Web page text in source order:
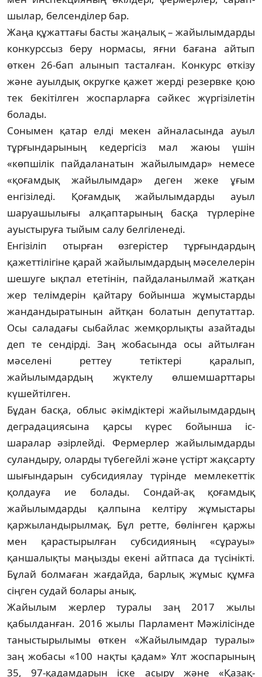
шы­лар, белсенділер бар.
Жаңа құжаттағы басты жаңалық – жайы­лымдарды
конкурссыз беру нор­ма­сы, яғни бағана айтып
өткен 26-бап алы­нып тасталған. Конкурс өткізу
және ауыл­дық округке қажет жерді резервке қою
тек бекітілген жоспарларға сәйкес жүр­­­­гізілетін
болады.
Сонымен қатар елді мекен ай­на­ласында ауыл
тұрғындарының ке­дергісіз мал жаюы үшін
«көпшілік пай­даланатын жайылымдар» немесе
«қо­ғамдық жайылымдар» деген жеке ұғым
енгізіледі. Қоғамдық жайылым­дар­ды ауыл
шаруашылығы алқаптарының басқа түрлеріне
ауыстыруға тыйым салу белгіленеді.
Енгізіліп отырған өзгерістер тұр­ғын­дар­дың
қажеттілігіне қарай жайы­лым­дар­дың мәселелерін
шешуге ықпал ете­ті­нін, пайдаланылмай жатқан
жер те­лім­дерін қайтару бойынша жұмыстарды
жан­дандыратынын айтқан болатын де­путаттар.
Осы саладағы сыбайлас жем­қор­лықты азайтады
деп те сендірді. Заң жобасында осы айтылған
мәселені рет­теу тетіктері қаралып,
жайылымдардың жүктелу өлшемшарттары
күшейтілген.
Бұдан басқа, облыс әкімдіктері жайы­­­лымдардың
деградациясына қарсы күрес бойынша іс-
шаралар әзірлейді. Фер­мер­лер жайылымдарды
суландыру, оларды тү­бегейлі және үстірт жақсарту
шығын­дарын субсидиялау түрінде мемлекеттік
қолдауға ие болады. Сондай-ақ қоғамдық
жайылымдарды қалпына келтіру жұмыс­тары
қаржыландырылмақ. Бұл ретте, бө­лінген қаржы
мен қарастырылған суб­сидияның «сұрауы»
қаншалықты маңыз­ды екені айтпаса да түсінікті.
Бұ­лай болмаған жағдайда, барлық жұмыс құмға
сіңген судай болары анық.
Жайылым жерлер туралы заң 2017 жы­лы
қабылданған. 2016 жылы Пар­ла­мент Мәжілісінде
таныстырылымы өт­кен «Жайылымдар туралы»
заң жобасы «100 нақты қадам» Ұлт жоспарының
35, 97-қадамдарын іске асыру және «Қазақ­